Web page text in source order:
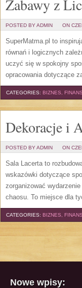
Zabawy z
POSTED BY ADMIN ON
SuperMatma.pl to
równań i logicznych
uczyć się w spokojny
opracowania dotyczące
CATEGORIES: BIZNES,
Dekoracje i
POSTED BY ADMIN ON
Sala Lacerta to
wskazówki dotyczące
zorganizować
chaosu. To miejsce dla
CATEGORIES: BIZNES,
Nowe wpisy: